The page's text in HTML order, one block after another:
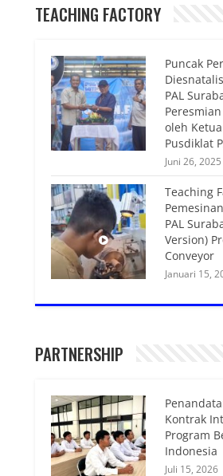
TEACHING FACTORY
Puncak
PAL
oleh
Pusdiklat
Juni 26, 2025
Teaching
PAL
Version)
Conveyor
Januari 15,
PARTNERSHIP
Kontrak
Program
Indonesia
Juli 15, 2026